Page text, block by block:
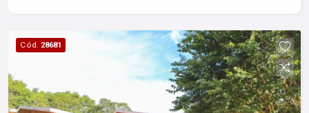
Cód. 28681